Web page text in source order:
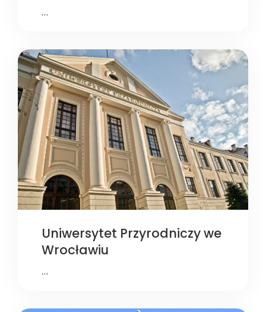
…
Uniwersytet Przyrodniczy we
Wrocławiu
…